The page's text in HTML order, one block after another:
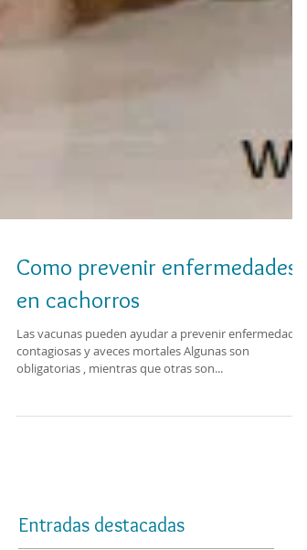
Como prevenir enfermedades
en cachorros